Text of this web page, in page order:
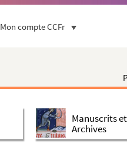
Mon compte CCFr
Manuscrits et
Archives